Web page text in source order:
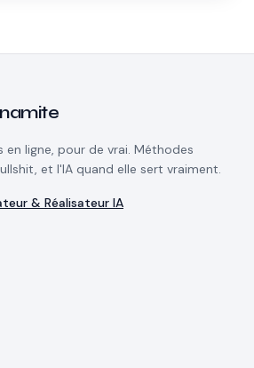
en ligne, pour de vrai. Méthodes
et l'IA quand elle sert vraiment.
& Réalisateur IA